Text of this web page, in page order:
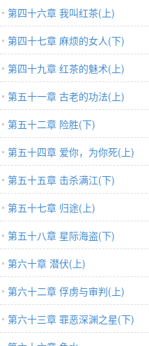
第四十六章 我叫红茶(上)
第四十七章 麻烦的女人(下)
第四十九章 红茶的魅术(上)
第五十一章 古老的功法(上)
第五十二章 险胜(下)
第五十四章 爱你，为你死(上)
第五十五章 击杀满江(下)
第五十七章 归途(上)
第五十八章 星际海盗(下)
第六十章 潜伏(上)
第六十二章 俘虏与审判(上)
第六十三章 罪恶深渊之星(下)